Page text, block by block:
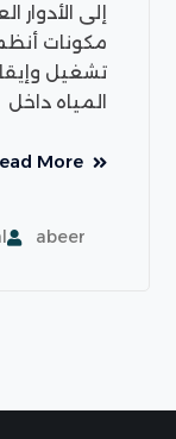
إلى
مكونات
تشغيل
المياه داخل
More
abeer